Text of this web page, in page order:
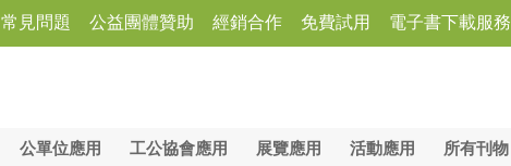
常見問題 公益團體贊助 經銷合作 免費試用 電子書下載服務
公單位應用 工公協會應用 展覽應用 活動應用 所有刊物